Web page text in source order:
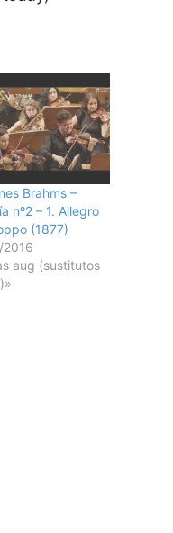
Brahms –
nº2 – 1. Allegro
(1877)
aug (sustitutos